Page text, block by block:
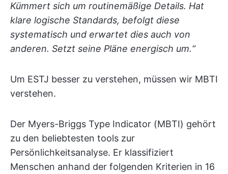
Kümmert sich um routinemäßige Details. Hat
klare logische Standards, befolgt diese
systematisch und erwartet dies auch von
anderen. Setzt seine Pläne energisch um.“
Um ESTJ besser zu verstehen, müssen wir MBTI
verstehen.
Der Myers-Briggs Type Indicator (MBTI) gehört
zu den beliebtesten tools zur
Persönlichkeitsanalyse. Er klassifiziert
Menschen anhand der folgenden Kriterien in 16